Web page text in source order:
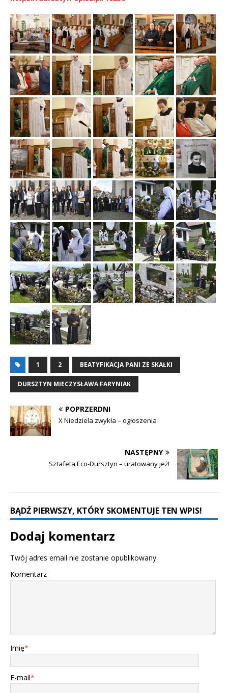
1 2 BEATYFIKACJA PANI ZE SKAŁKI
DURSZTYN MIECZYSŁAWA FARYNIAK
POPRZERDNI
X Niedziela zwykła – ogłoszenia
NASTĘPNY
Sztafeta Eco-Dursztyn – uratowany jeż!
BĄDŹ PIERWSZY, KTÓRY SKOMENTUJE TEN WPIS!
Dodaj komentarz
Twój adres email nie zostanie opublikowany.
Komentarz
Imię*
E-mail*